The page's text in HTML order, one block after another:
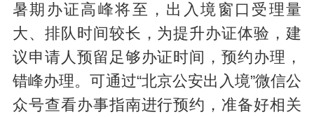
暑期办证高峰将至，出入境窗口受理量
大、排队时间较长，为提升办证体验，建
议申请人预留足够办证时间，预约办理，
错峰办理。可通过“北京公安出入境”微信公
众号查看办事指南进行预约，准备好相关